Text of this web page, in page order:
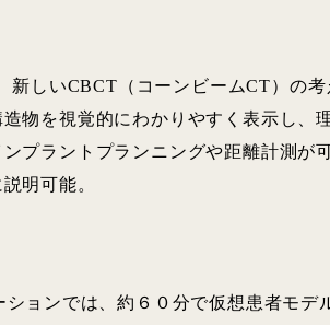
しいCBCT（コーンビームCT）の
物を視覚的にわかりやすく表示し、
プラントプランニングや距離計測が
明可能。
ョンでは、約６０分で仮想患者モデ